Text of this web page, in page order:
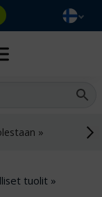
»
tuolit »